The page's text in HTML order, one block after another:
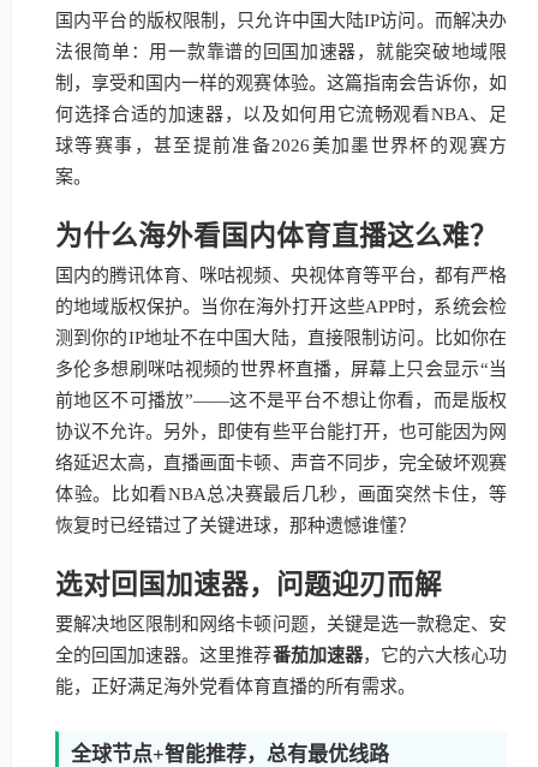
国内平台的版权限制，只允许中国大陆IP访问。而解决办
法很简单：用一款靠谱的回国加速器，就能突破地域限
制，享受和国内一样的观赛体验。这篇指南会告诉你，如
何选择合适的加速器，以及如何用它流畅观看NBA、足
球等赛事，甚至提前准备2026美加墨世界杯的观赛方
案。
为什么海外看国内体育直播这么难？
国内的腾讯体育、咪咕视频、央视体育等平台，都有严格
的地域版权保护。当你在海外打开这些APP时，系统会检
测到你的IP地址不在中国大陆，直接限制访问。比如你在
多伦多想刷咪咕视频的世界杯直播，屏幕上只会显示“当
前地区不可播放”——这不是平台不想让你看，而是版权
协议不允许。另外，即使有些平台能打开，也可能因为网
络延迟太高，直播画面卡顿、声音不同步，完全破坏观赛
体验。比如看NBA总决赛最后几秒，画面突然卡住，等
恢复时已经错过了关键进球，那种遗憾谁懂？
选对回国加速器，问题迎刃而解
要解决地区限制和网络卡顿问题，关键是选一款稳定、安
全的回国加速器。这里推荐番茄加速器，它的六大核心功
能，正好满足海外党看体育直播的所有需求。
全球节点+智能推荐，总有最优线路